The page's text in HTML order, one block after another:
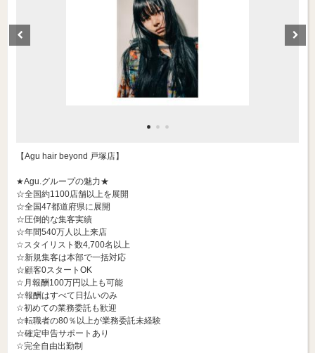
【Agu hair beyond 戸塚店】
★Agu.グループの魅力★
☆全国約1100店舗以上を展開
☆全国47都道府県に展開
☆圧倒的な集客実績
☆年間540万人以上来店
☆スタイリスト数4,700名以上
☆新規集客は本部で一括対応
☆顧客0スタートOK
☆月報酬100万円以上も可能
☆報酬はすべて日払いのみ
☆初めての業務委託も歓迎
☆転職者の80％以上が業務委託未経験
☆確定申告サポートあり
☆完全自由出勤制